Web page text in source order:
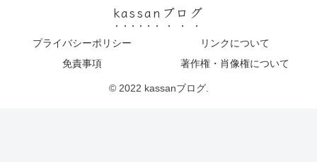
kassanブログ
プライバシーポリシー
リンクについて
免責事項
著作権・肖像権について
© 2022 kassanブログ.